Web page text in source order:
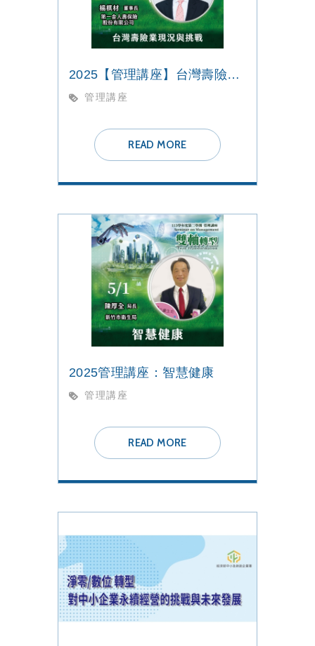
2025【管理講座】台灣壽險業現況與挑戰
管理講座
READ MORE
2025管理講座：智慧健康
管理講座
READ MORE